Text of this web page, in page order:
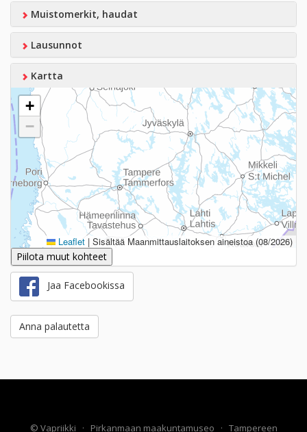
Muistomerkit, haudat
Lausunnot
Kartta
+
−
Leaflet | Sisältää Maanmittauslaitoksen aineistoa (08/2026)
Piilota muut kohteet
Jaa Facebookissa
Anna palautetta
© Vapriikki · Pirkanmaan maakuntamuseo · Tampereen